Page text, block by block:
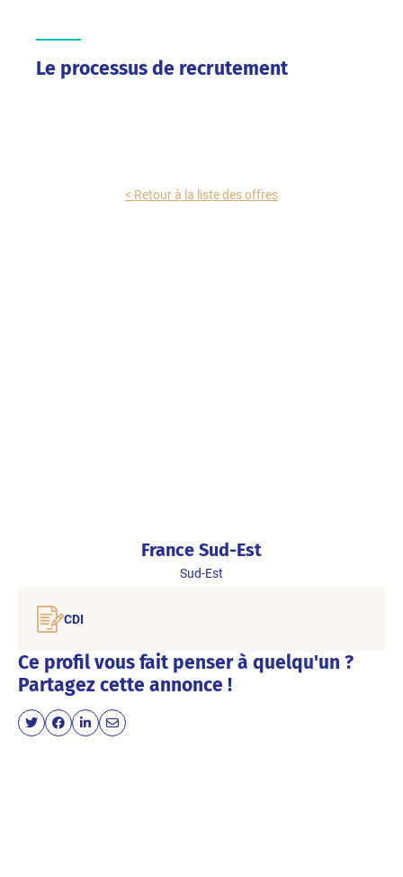
Le processus de recrutement
< Retour à la liste des offres
France Sud-Est
Sud-Est
CDI
Ce profil vous fait penser à quelqu'un ?
Partagez cette annonce !